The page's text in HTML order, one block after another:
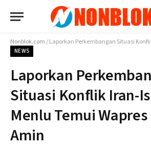
Nonblok.com/Laporkan Perkembangan Situasi Konflik Iran-Israel,
NEWS
Laporkan
Situasi Konflik Iran-
Menlu Temui Wapres
Amin